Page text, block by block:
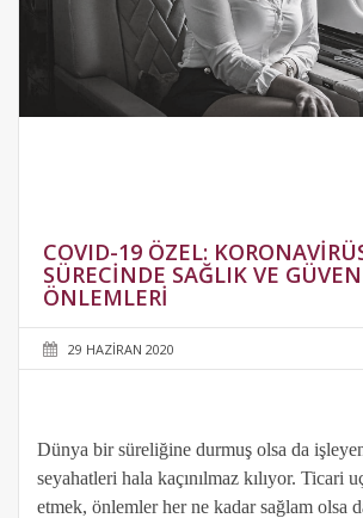
COVID-19 ÖZEL:
SÜRECINDE SAĞLIK VE
ÖNLEMLERI
29 HAZIRAN 2020
Dünya bir süreliğine durmuş olsa da
seyahatleri hala kaçınılmaz kılıyor. Ticari
etmek, önlemler her ne kadar sağlam olsa